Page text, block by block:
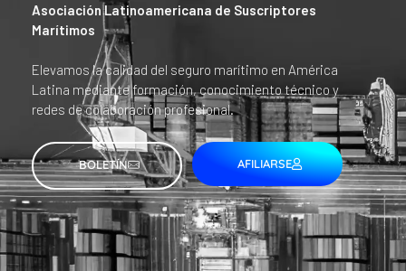
Asociación Latinoamericana de Suscriptores
Marítimos
Elevamos la calidad del seguro marítimo en América
Latina mediante formación, conocimiento técnico y
redes de colaboración profesional.
BOLETÍN AFILIARSE